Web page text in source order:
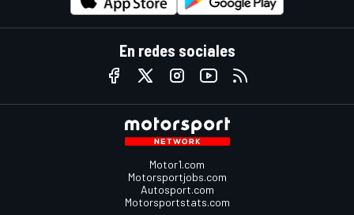
En redes sociales
Motor1.com
Motorsportjobs.com
Autosport.com
Motorsportstats.com